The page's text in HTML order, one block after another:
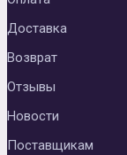
Доставка
Возврат
Отзывы
Новости
Поставщикам